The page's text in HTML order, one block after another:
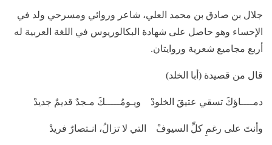
جلال بن صادق بن محمد العلي، شاعر وروائي ومسرحي ولد في
الإحساء وهو حاصل على شهادة البكالوريوس في اللغة العربية له
أربع مجاميع شعرية وروايتان.
قال من قصيدة (أبا الخلد)
دمــــاؤكَ تسقي عتيقَ الخلودْ ويـومُـــــكَ مـجدٌ قديمٌ جديدْ
وأنتَ على رغمِ كلِّ السيوفْ التي لا تزالُ، انـتصارٌ فريدْ